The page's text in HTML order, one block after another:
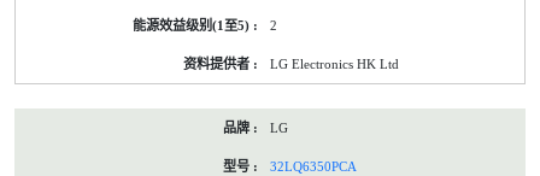
2
LG Electronics HK Ltd
LG
32LQ6350PCA